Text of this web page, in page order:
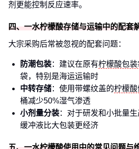
剂更能控制反应速率。
四、一水柠檬酸存储与运输中的配套
大宗采购后常被忽视的配套问题：
防潮包装：建议在原有柠檬酸包装
袋，特别是海运运输时
中转存储：使用带螺纹盖的柠檬
桶减少50%湿气渗透
小剂量分装：对于研发和小批量
缓冲液比大包装更经济
五、一水柠檬酸使用中的常见问题与